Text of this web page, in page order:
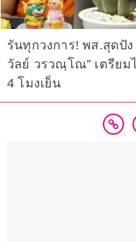
รันทุกวงการ! พส.สุดปั
วัลย์ วรวณฺโณ” เตรีย
4 โมงเย็น